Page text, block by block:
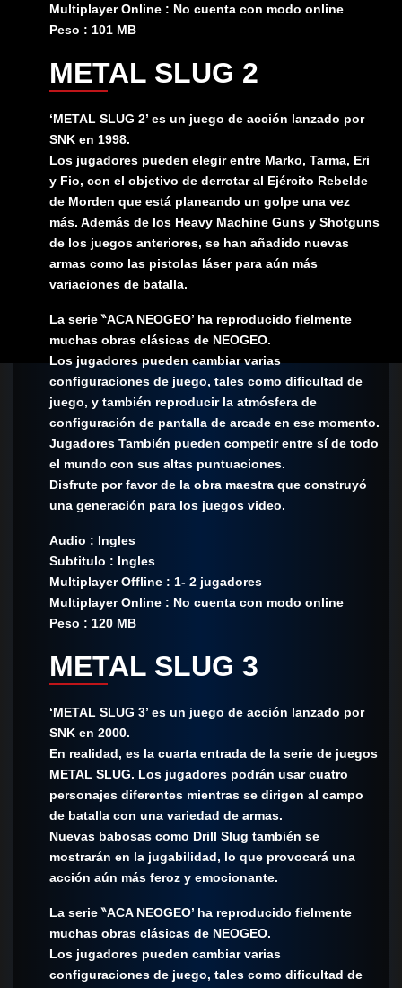
Multiplayer Online : No cuenta con modo online
Peso : 101 MB
METAL SLUG 2
‘METAL SLUG 2’ es un juego de acción lanzado por
SNK en 1998.
Los jugadores pueden elegir entre Marko, Tarma, Eri
y Fio, con el objetivo de derrotar al Ejército Rebelde
de Morden que está planeando un golpe una vez
más. Además de los Heavy Machine Guns y Shotguns
de los juegos anteriores, se han añadido nuevas
armas como las pistolas láser para aún más
variaciones de batalla.
La serie ‶ACA NEOGEO’ ha reproducido fielmente
muchas obras clásicas de NEOGEO.
Los jugadores pueden cambiar varias
configuraciones de juego, tales como dificultad de
juego, y también reproducir la atmósfera de
configuración de pantalla de arcade en ese momento.
Jugadores También pueden competir entre sí de todo
el mundo con sus altas puntuaciones.
Disfrute por favor de la obra maestra que construyó
una generación para los juegos video.
Audio : Ingles
Subtitulo : Ingles
Multiplayer Offline : 1- 2 jugadores
Multiplayer Online : No cuenta con modo online
Peso : 120 MB
METAL SLUG 3
‘METAL SLUG 3’ es un juego de acción lanzado por
SNK en 2000.
En realidad, es la cuarta entrada de la serie de juegos
METAL SLUG. Los jugadores podrán usar cuatro
personajes diferentes mientras se dirigen al campo
de batalla con una variedad de armas.
Nuevas babosas como Drill Slug también se
mostrarán en la jugabilidad, lo que provocará una
acción aún más feroz y emocionante.
La serie ‶ACA NEOGEO’ ha reproducido fielmente
muchas obras clásicas de NEOGEO.
Los jugadores pueden cambiar varias
configuraciones de juego, tales como dificultad de